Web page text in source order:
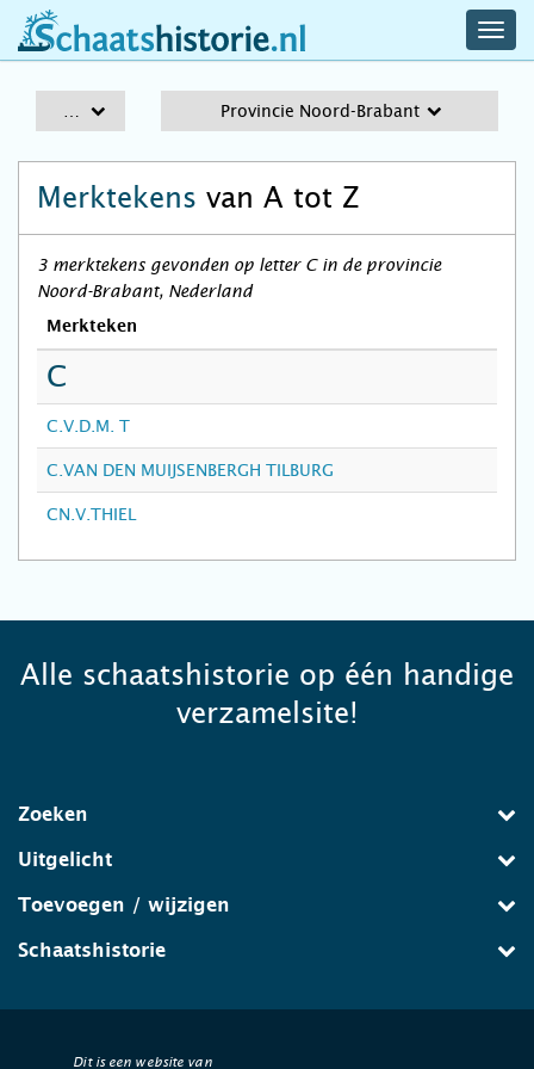
schaatshistorie.nl
Provincie Noord-Brabant
Merktekens van A tot Z
3 merktekens gevonden op letter C in de provincie
Noord-Brabant, Nederland
Merkteken
C
C.V.D.M. T
C.VAN DEN MUIJSENBERGH TILBURG
CN.V.THIEL
Alle schaatshistorie op één handige
verzamelsite!
Zoeken
Uitgelicht
Toevoegen / wijzigen
Schaatshistorie
Dit is een website van